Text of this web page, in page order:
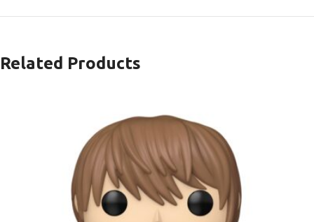
Related Products